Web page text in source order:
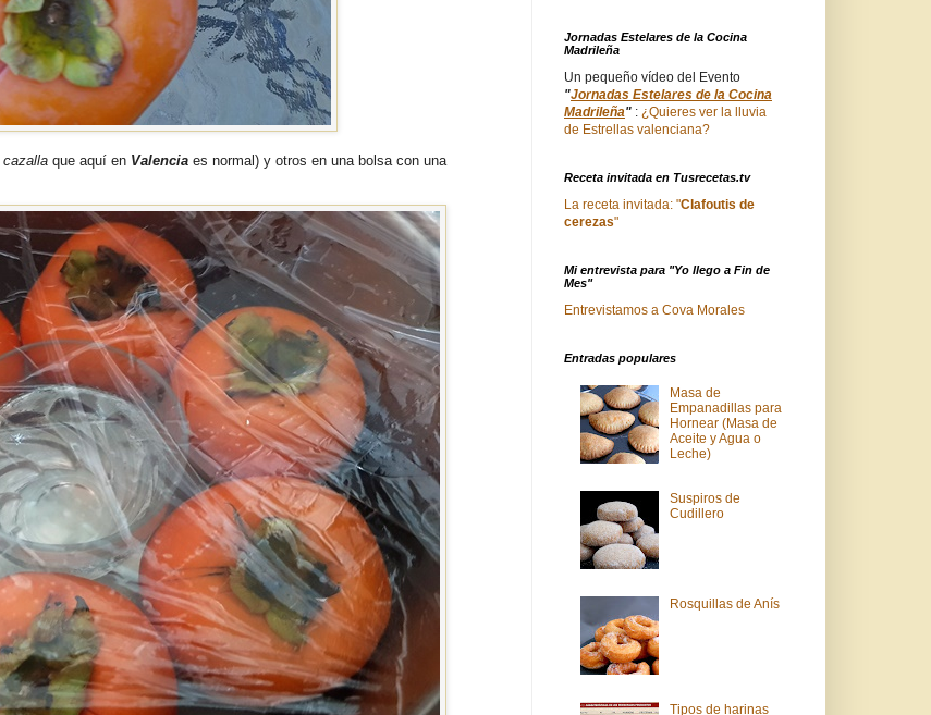
cazalla que aquí en Valencia es normal) y otros en una bolsa con una
Jornadas Estelares de la Cocina
Madrileña
Un pequeño vídeo del Evento
"Jornadas Estelares de la Cocina
Madrileña" : ¿Quieres ver la lluvia
de Estrellas valenciana?
Receta invitada en Tusrecetas.tv
La receta invitada: "Clafoutis de
cerezas"
Mi entrevista para "Yo llego a Fin de
Mes"
Entrevistamos a Cova Morales
Entradas populares
Masa de
Empanadillas para
Hornear (Masa de
Aceite y Agua o
Leche)
Suspiros de
Cudillero
Rosquillas de Anís
Tipos de harinas